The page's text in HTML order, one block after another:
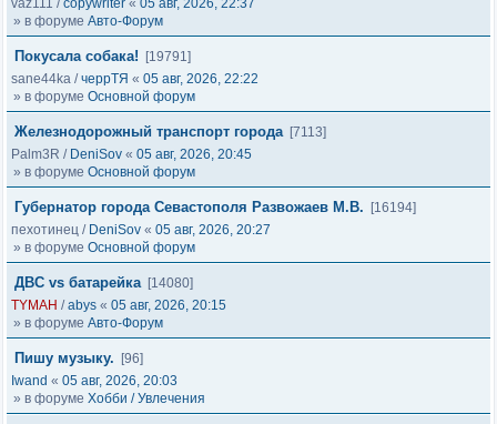
vaz111 /copywriter « 05 авг, 2026, 22:37
» в форуме Авто-Форум
Покусала собака!
[19791]
sane44ka /черрТЯ « 05 авг, 2026, 22:22
» в форуме Основной форум
Железнодорожный транспорт города [7113]
Palm3R / DeniSov « 05 авг, 2026, 20:45
» в форуме Основной форум
Губернатор города Севастополя Развожаев М.В.
[16194]
пехотинец / DeniSov « 05 авг, 2026, 20:27
» в форуме Основной форум
ДВС vs батарейка [14080]
TYMAH /abys « 05 авг, 2026, 20:15
» в форуме Авто-Форум
Пишу музыку.
[96]
Iwand « 05 авг, 2026, 20:03
» в форуме Хобби / Увлечения